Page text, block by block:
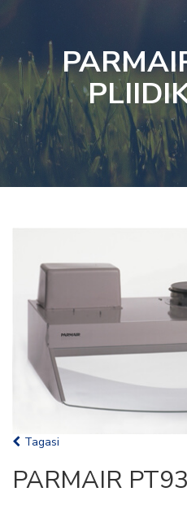
Tagasi
PARMAIR